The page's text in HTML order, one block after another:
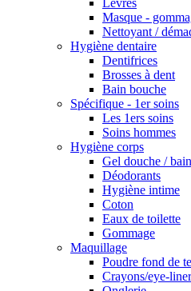
Lèvres
Masque -
Nettoyant /
Hygiène dentaire
Dentifrices
Brosses à dent
Bain bouche
Spécifique - 1er soins
Les 1ers soins
Soins hommes
Hygiène corps
Gel douche /
Déodorants
Hygiène intime
Coton
Eaux de toilette
Gommage
Maquillage
Poudre fond de
Crayons/eye-